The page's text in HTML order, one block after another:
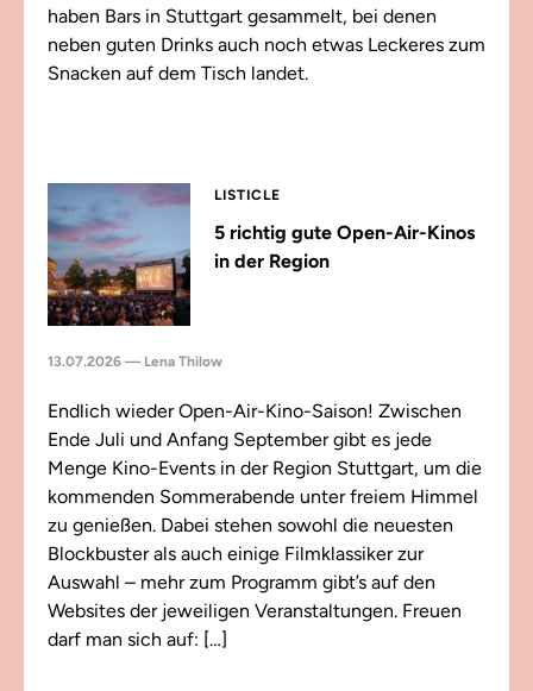
haben Bars in Stuttgart gesammelt, bei denen
neben guten Drinks auch noch etwas Leckeres zum
Snacken auf dem Tisch landet.
LISTICLE
5 richtig gute Open-Air-Kinos
in der Region
13.07.2026 — Lena Thilow
Endlich wieder Open-Air-Kino-Saison! Zwischen
Ende Juli und Anfang September gibt es jede
Menge Kino-Events in der Region Stuttgart, um die
kommenden Sommerabende unter freiem Himmel
zu genießen. Dabei stehen sowohl die neuesten
Blockbuster als auch einige Filmklassiker zur
Auswahl – mehr zum Programm gibt’s auf den
Websites der jeweiligen Veranstaltungen. Freuen
darf man sich auf: […]